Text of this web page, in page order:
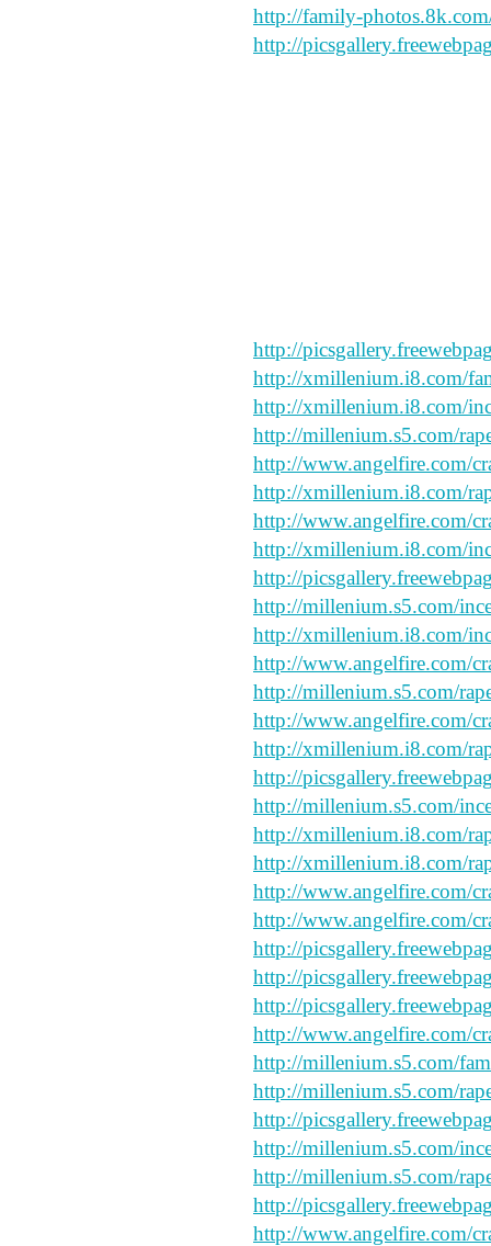
http://family-
http://
http://
http://xmillenium.i8.com/
http://xmillenium.i8.com/
http://millenium.s5.com/
http://www.angelfire.com/
http://xmillenium.i8.com/
http://www.angelfire.com/
http://xmillenium.i8.com/
http://
http://millenium.s5.com/
http://xmillenium.i8.com/
http://www.angelfire.com/
http://millenium.s5.com/
http://www.angelfire.com/
http://xmillenium.i8.com/
http://
http://millenium.s5.com/
http://xmillenium.i8.com/
http://xmillenium.i8.com/
http://www.angelfire.com/
http://www.angelfire.com/
http://
http://
http://
http://www.angelfire.com/
http://millenium.s5.com/
http://millenium.s5.com/
http://
http://millenium.s5.com/
http://millenium.s5.com/
http://
http://www.angelfire.com/